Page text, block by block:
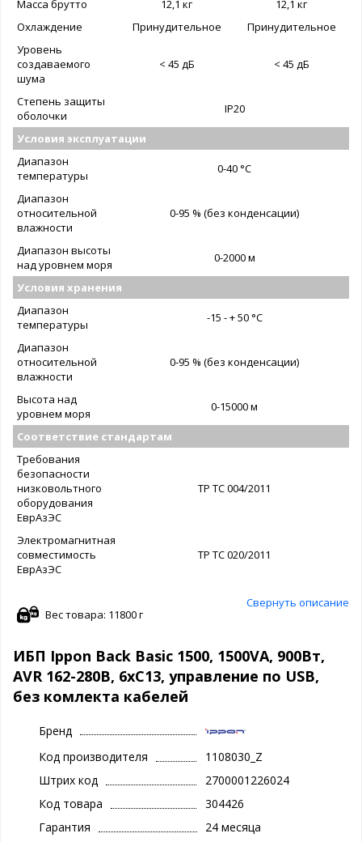
Масса брутто 12,1 кг
12,1 кг
Охлаждение
Принудительное
Принудительное
Уровень
создаваемого
шума
< 45 дБ < 45 дБ
Степень защиты
оболочки
IP20
Условия эксплуатации
Диапазон
температуры
0-40 °C
Диапазон
относительной
влажности
0-95 % (без конденсации)
Диапазон высоты
над уровнем моря
0-2000 м
Условия хранения
Диапазон
температуры
-15 - + 50 °C
Диапазон
относительной
влажности
0-95 % (без конденсации)
Высота над
уровнем моря
0-15000 м
Соответствие стандартам
Требования
безопасности
низковольтного
оборудования
ЕврАзЭС
ТР ТС 004/2011
Электромагнитная
совместимость
ЕврАзЭС
ТР ТС 020/2011
Свернуть описание
Вес товара: 11800 г
ИБП Ippon Back Basic 1500, 1500VA, 900Вт,
AVR 162-280В, 6хС13, управление по USB,
без комлекта кабелей
Бренд
Код производителя
1108030_Z
Штрих код
2700001226024
Код товара
304426
Гарантия
24 месяца